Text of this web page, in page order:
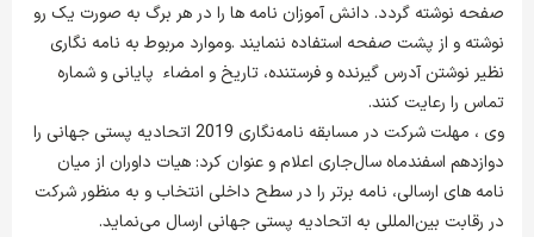
صفحه نوشته گردد. دانش آموزان نامه ها را در هر برگ به صورت یک رو
نوشته و از پشت صفحه استفاده ننمایند .وموارد مربوط به نامه ‌نگاری
نظیر نوشتن آدرس گیرنده و فرستنده، تاریخ و امضاء پایانی و شماره
تماس را رعایت کنند.
وی ، مهلت شرکت در مسابقه نامه‌نگاری 2019 اتحادیه پستی جهانی را
دوازدهم اسفندماه سال‌جاری اعلام و عنوان کرد: هیات داوران از میان
نامه های ارسالی، نامه برتر را در سطح داخلی انتخاب و به منظور شرکت
در رقابت بین‌المللی به اتحادیه پستی جهانی ارسال می‌نماید.